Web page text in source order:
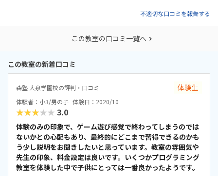
不適切な口コミを報告する
この教室の口コミ一覧へ
この教室の新着口コミ
森塾 大泉学園校の評判・口コミ 体験生
体験者：小3/男の子 体験日：2020/10
★★★★★ 3.0
体験のみの印象で、ゲーム遊び感覚で終わってしまうのでは
ないかとの心配もあり、最終的にどこまで習得できるのかも
う少し説明をお聞きしたいと思っています。教室の雰囲気や
先生の印象、料金設定は良いです。いくつかプログラミング
教室を体験した中で子供にとっては一番良かったようです。